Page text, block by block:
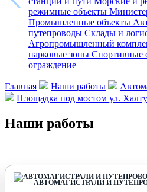
режимные объекты
Промышленные объекты
путепроводы Склады и
Агропромышленный
парковые зоны Спортивные
ограждение
Главная Наши работы
Площадка под мостом ул.
Наши работы
АВТОМАГИСТРАЛИ И